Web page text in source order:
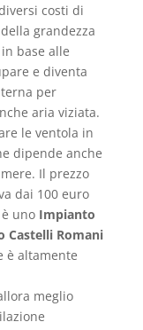
costi di
grandezza
base alle
e diventa
per
aria viziata.
le ventola in
dipende anche
Il prezzo
dai 100 euro
uno Impianto
Castelli Romani
è altamente
meglio